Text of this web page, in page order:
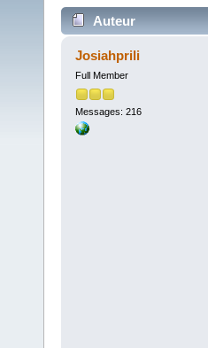
Auteur
Расклада (Lu 188 fois)
Josiahprili
Full Member
Messages: 216